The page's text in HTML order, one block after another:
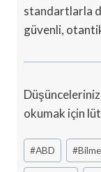
standartlarla
güvenli,
okumak için
Post
Tags:
#ABD #